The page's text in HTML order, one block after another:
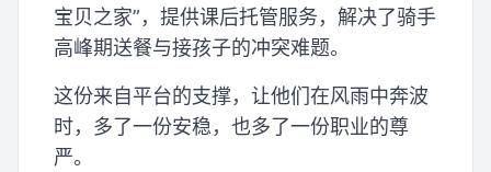
宝贝之家”，提供课后托管服务，解决了骑手
高峰期送餐与接孩子的冲突难题。
这份来自平台的支撑，让他们在风雨中奔波
时，多了一份安稳，也多了一份职业的尊
严。